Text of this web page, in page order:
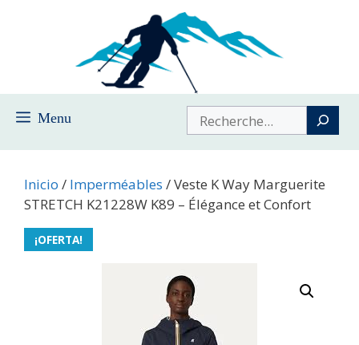
Menu Buscar
Inicio / Imperméables / Veste K Way Marguerite
STRETCH K21228W K89 – Élégance et Confort
¡OFERTA!